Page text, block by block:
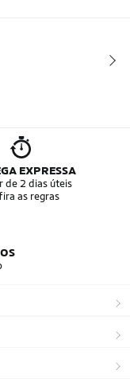
EXPRESSA
de 2 dias úteis
as regras